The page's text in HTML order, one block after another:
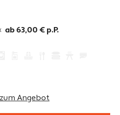
ab 63,00 € p.P.
Angebot